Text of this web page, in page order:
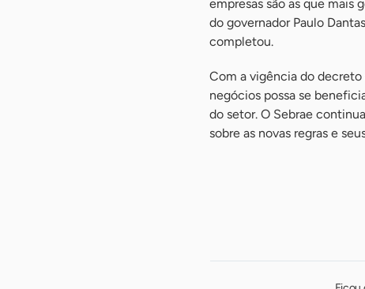
empresas são as que mais
do governador Paulo
completou.
Com a vigência do
negócios possa se
do setor. O Sebrae
sobre as novas regras e